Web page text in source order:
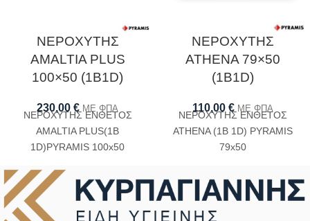
ΝΕΡΟΧΥΤΗΣ
AMALTIA PLUS
100×50 (1B1D)
230,00 € ΜΕ ΦΠΑ
ΝΕΡΟΧΥΤΗΣ ΕΝΘΕΤΟΣ
AMALTIA PLUS(1B
1D)PYRAMIS 100x50
ΝΕΡΟΧΥΤΗΣ
ATHENA 79×50
(1B1D)
110,00 € ΜΕ ΦΠΑ
ΝΕΡΟΧΥΤΗΣ ΕΝΘΕΤΟΣ
ATHENA (1B 1D) PYRAMIS
79x50